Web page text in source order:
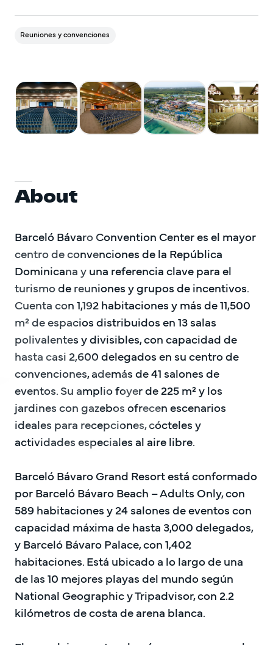
DO
Reuniones y convenciones
About
Barceló Bávaro Convention Center es el mayor
centro de convenciones de la República
Dominicana y una referencia clave para el
turismo de reuniones y grupos de incentivos.
Cuenta con 1,192 habitaciones y más de 11,500
m² de espacios distribuidos en 13 salas
polivalentes y divisibles, con capacidad de
hasta casi 2,600 delegados en su centro de
convenciones, además de 41 salones de
eventos. Su amplio foyer de 225 m² y los
jardines con gazebos ofrecen escenarios
ideales para recepciones, cócteles y
actividades especiales al aire libre.
Barceló Bávaro Grand Resort está conformado
por Barceló Bávaro Beach – Adults Only, con
589 habitaciones y 24 salones de eventos con
capacidad máxima de hasta 3,000 delegados,
y Barceló Bávaro Palace, con 1,402
habitaciones. Está ubicado a lo largo de una
de las 10 mejores playas del mundo según
National Geographic y Tripadvisor, con 2.2
kilómetros de costa de arena blanca.